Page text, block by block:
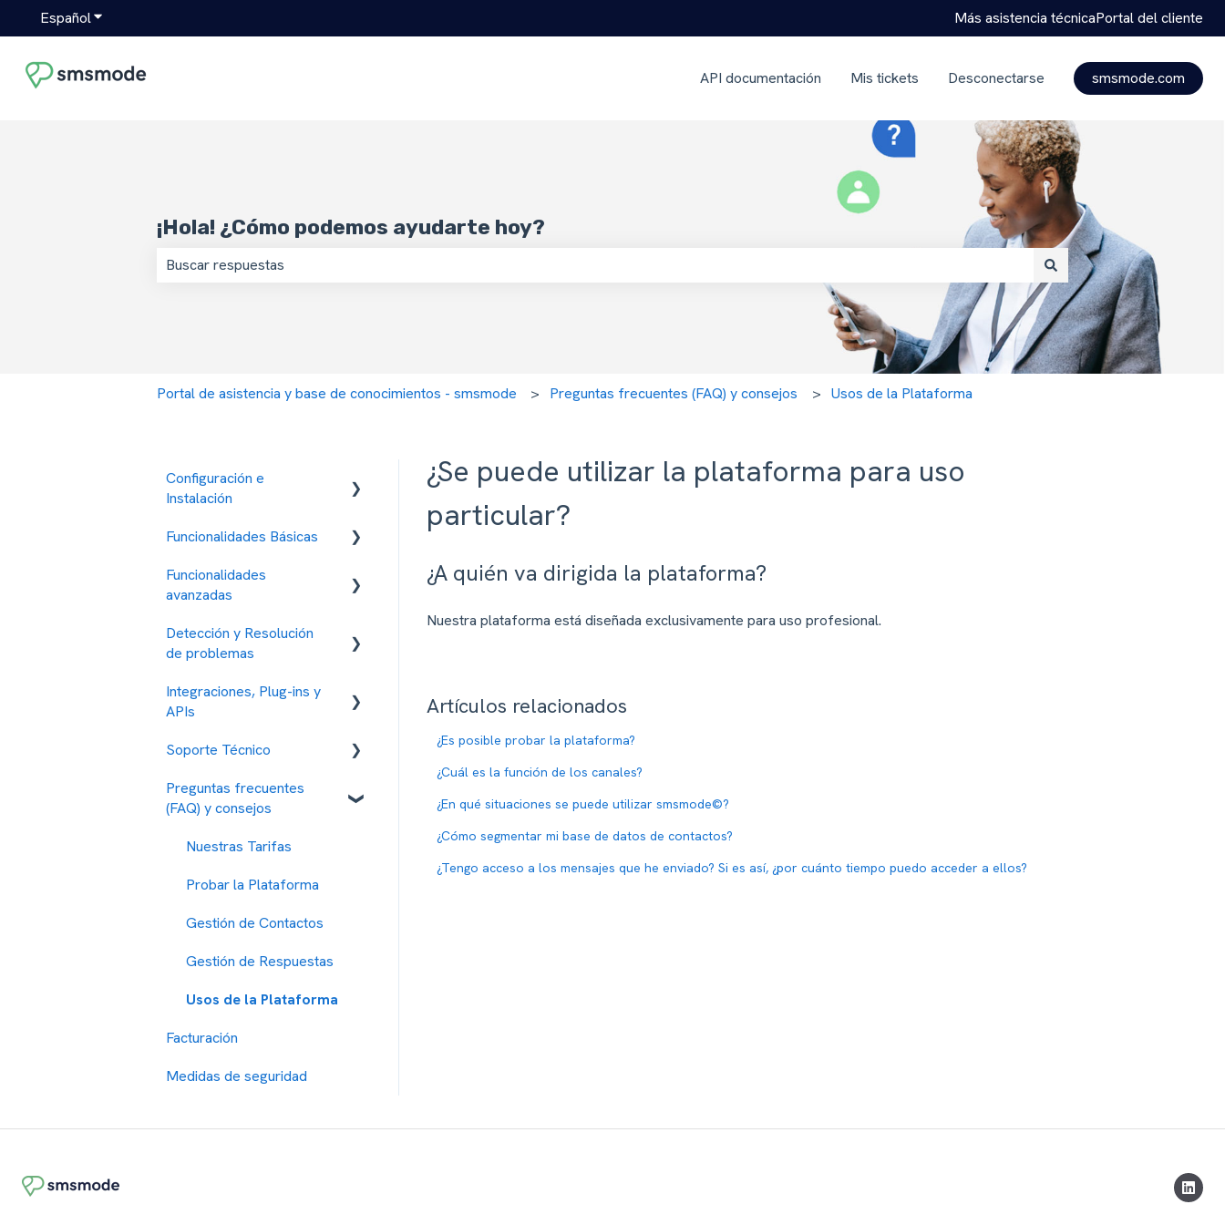
EspañolTraducciones de Mostrar submenú de Más asistencia técnicaPortal del cliente
API documentación Mis tickets Desconectarse smsmode.com
¡Hola! ¿Cómo podemos ayudarte hoy?
Portal de asistencia y base de conocimientos - smsmode Preguntas frecuentes (FAQ) y consejos Usos de la Plataforma
¿Se puede utilizar la plataforma para uso
particular?
¿A quién va dirigida la plataforma?
Nuestra plataforma está diseñada exclusivamente para uso profesional.
Artículos relacionados
¿Es posible probar la plataforma?
¿Cuál es la función de los canales?
¿En qué situaciones se puede utilizar smsmode©?
¿Cómo segmentar mi base de datos de contactos?
¿Tengo acceso a los mensajes que he enviado? Si es así, ¿por cuánto tiempo puedo acceder a ellos?
Configuración e
Instalación
Tarifas y formas de pago
Gestión de contactos
mensajes
Medidas de Seguridad
Funcionalidades Básicas
Gestión de Contactos
Gestión de Campañas
Seguridad
Funcionalidades
avanzadas
Automatizaciones
Detección y Resolución
de problemas
Códigos de Error
Integraciones, Plug-ins y
APIs
Integración con otros
Soporte Técnico
Cómo solicitar asistencia
Preguntas frecuentes
(FAQ) y consejos
Nuestras Tarifas
Probar la Plataforma
Gestión de Contactos
Gestión de Respuestas
Usos de la Plataforma
Facturación
Medidas de seguridad